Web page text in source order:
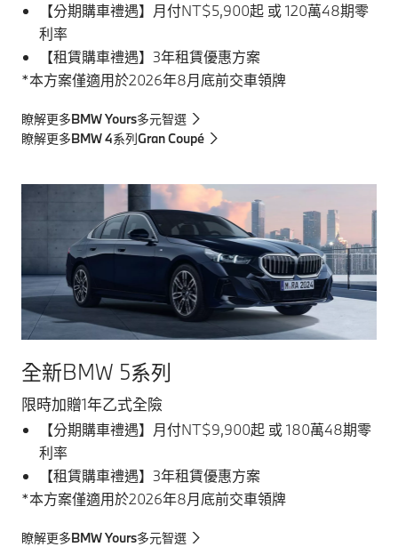
【分期購車禮遇】月付NT$5,900起 或 120萬48期零
利率
【租賃購車禮遇】3年租賃優惠方案
*本方案僅適用於2026年8月底前交車領牌
瞭解更多BMW Yours多元智選
瞭解更多BMW 4系列Gran Coupé
全新BMW 5系列
限時加贈1年乙式全險
【分期購車禮遇】月付NT$9,900起 或 180萬48期零
利率
【租賃購車禮遇】3年租賃優惠方案
*本方案僅適用於2026年8月底前交車領牌
瞭解更多BMW Yours多元智選